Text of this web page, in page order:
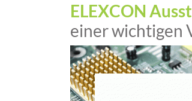
ELEXCON
einer wichtigen